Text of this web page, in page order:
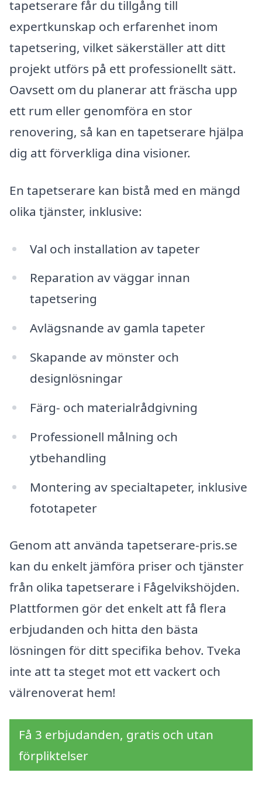
tapetserare får du tillgång till
expertkunskap och erfarenhet inom
tapetsering, vilket säkerställer att ditt
projekt utförs på ett professionellt sätt.
Oavsett om du planerar att fräscha upp
ett rum eller genomföra en stor
renovering, så kan en tapetserare hjälpa
dig att förverkliga dina visioner.
En tapetserare kan bistå med en mängd
olika tjänster, inklusive:
Val och installation av tapeter
Reparation av väggar innan
tapetsering
Avlägsnande av gamla tapeter
Skapande av mönster och
designlösningar
Färg- och materialrådgivning
Professionell målning och
ytbehandling
Montering av specialtapeter, inklusive
fototapeter
Genom att använda tapetserare-pris.se
kan du enkelt jämföra priser och tjänster
från olika tapetserare i Fågelvikshöjden.
Plattformen gör det enkelt att få flera
erbjudanden och hitta den bästa
lösningen för ditt specifika behov. Tveka
inte att ta steget mot ett vackert och
välrenoverat hem!
Få 3 erbjudanden, gratis och utan
förpliktelser